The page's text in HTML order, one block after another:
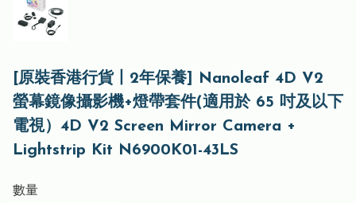
[原裝香港行貨丨2年保養] Nanoleaf 4D V2
螢幕鏡像攝影機+燈帶套件(適用於 65 吋及以下
電視）4D V2 Screen Mirror Camera +
Lightstrip Kit N6900K01-43LS
數量